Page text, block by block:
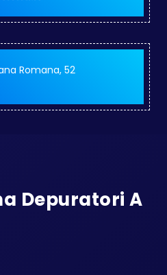
Romana, 52
Depuratori A